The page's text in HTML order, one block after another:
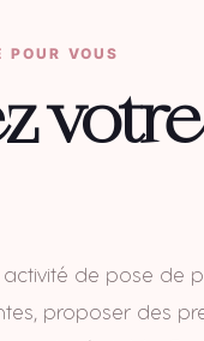
POUR VOUS
activité de pose
proposer des